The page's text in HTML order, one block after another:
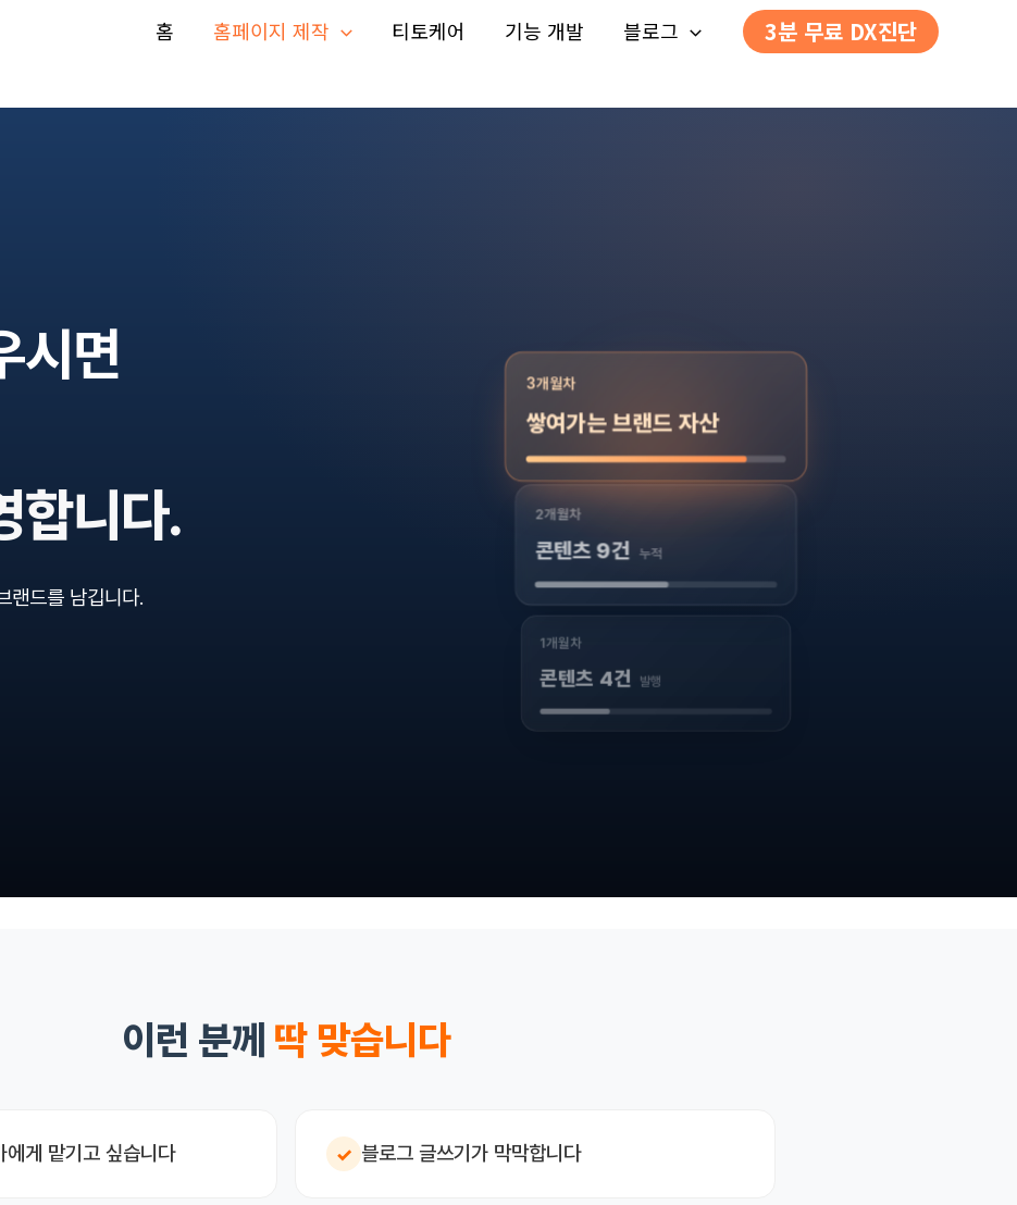
홈 홈페이지 제작 티토케어 기능 개발 블로그 3분 무료 DX진단
시면
합니다.
랜드를 남깁니다.
1개월차
콘텐츠 4건 발행
2개월차
콘텐츠 9건 누적
3개월차
쌓여가는 브랜드 자산
이런 분께 딱 맞습니다
에게 맡기고 싶습니다 ✓ 블로그 글쓰기가 막막합니다